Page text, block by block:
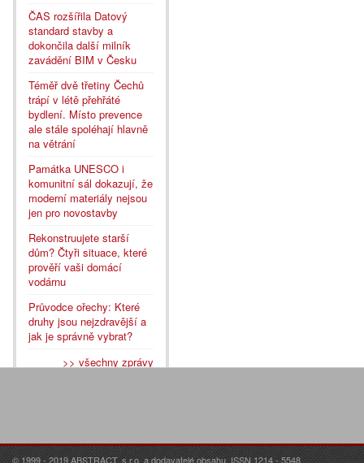
ČAS rozšířila Datový
standard stavby a
dokončila další milník
zavádění BIM v Česku
Téměř dvě třetiny Čechů
trápí v létě přehřáté
bydlení. Místo prevence
ale stále spoléhají hlavně
na větrání
Památka UNESCO i
komunitní sál dokazují, že
moderní materiály nejsou
jen pro novostavby
Rekonstruujete starší
dům? Čtyři situace, které
prověří vaši domácí
vodárnu
Průvodce ořechy: Které
druhy jsou nejzdravější a
jak je správně vybrat?
>> všechny zprávy
© 1999 - 2019 ABSTRACT, s.r.o. a dodavatelé obsahu. ISSN 1214 - 5548